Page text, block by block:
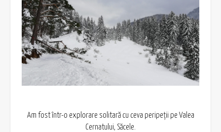
Am fost într-o explorare solitară cu ceva peripeții pe Valea
Cernatului, Săcele.